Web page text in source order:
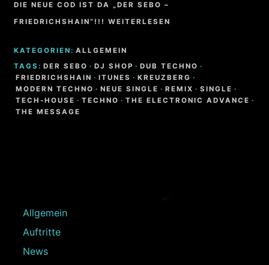
DIE NEUE COD IST DA „DER SEBO –
FRIEDRICHSHAIN“!!! WEITERLESEN
KATEGORIEN: ALLGEMEIN
TAGS: DER SEBO · DJ SHOP · DUB TECHNO ·
FRIEDRICHSHAIN · ITUNES · KREUZBERG ·
MODERN TECHNO · NEUE SINGLE · REMIX · SINGLE ·
TECH-HOUSE · TECHNO · THE ELECTRONIC ADVANCE ·
THE MESSAGE
Allgemein
Auftritte
News